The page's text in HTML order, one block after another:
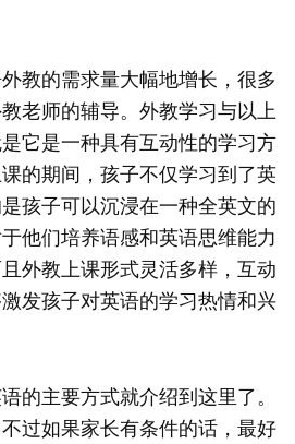
的需求量大幅地增长，很多
老师的辅导。外教学习与以上
它是一种具有互动性的学习方
的期间，孩子不仅学习到了英
孩子可以沉浸在一种全英文的
他们培养语感和英语思维能力
外教上课形式灵活多样，互动
发孩子对英语的学习热情和兴
主要方式就介绍到这里了。
过如果家长有条件的话，最好